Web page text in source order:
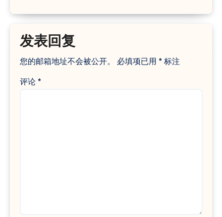
发表回复
您的邮箱地址不会被公开。 必填项已用 *标注
评论 *